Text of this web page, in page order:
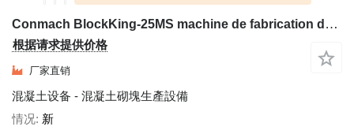
Conmach BlockKing-25MS machine de fabrication de blocs - 10.000unités/8h
根据请求提供价格
厂家直销
混凝土设备 - 混凝土砌塊生產設備
情况 新